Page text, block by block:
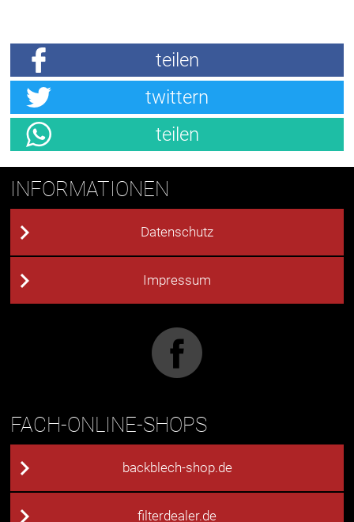
teilen
twittern
teilen
INFORMATIONEN
Datenschutz
Impressum
FACH-ONLINE-SHOPS
backblech-shop.de
filterdealer.de